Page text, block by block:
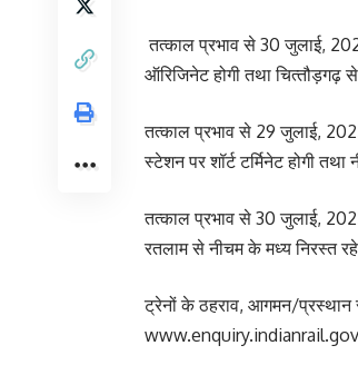
तत्‍काल प्रभाव से 30 जुलाई,
ऑरिजिनेट होगी तथा चित्‍तौड़गढ़
तत्‍काल प्रभाव से 29 जुलाई,
स्‍टेशन पर शॉर्ट टर्मिनेट होगी
तत्‍काल प्रभाव से 30 जुलाई,
रतलाम से नीचम के मध्‍य निरस्‍त
ट्रेनों के ठहराव, आगमन/प्रस्‍थान